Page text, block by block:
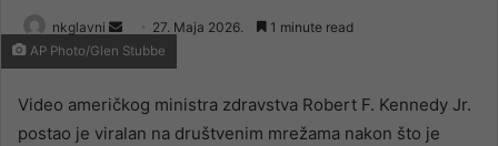
nkglavni
Send
an
27. Maja 2026. 1 minute read
AP Photo/Glen Stubbe
Video američkog ministra zdravstva Robert F. Kennedy Jr.
postao je viralan na društvenim mrežama nakon što je